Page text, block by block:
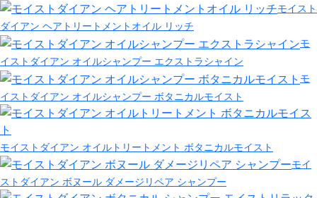
モイスト
ダイアン ヘアトリートメントオイル リッチ
モ
イストダイアン オイルシャンプー エクストラシャイン
モ
イストダイアン オイルシャンプー ボタニカルモイスト
モイストダイアン オイルトリートメント ボタニカルモイスト
モイ
ストダイアン ボヌール ダメージリペア シャンプー